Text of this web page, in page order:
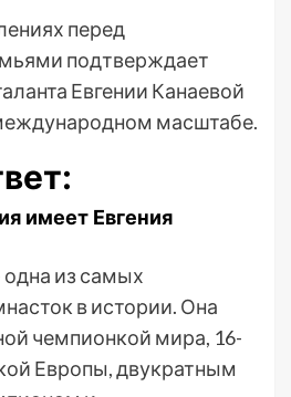
перед
подтверждает
Евгении Канаевой
масштабе.
имеет Евгения
одна из самых
в истории. Она
чемпионкой мира, 16-
Европы, двукратным